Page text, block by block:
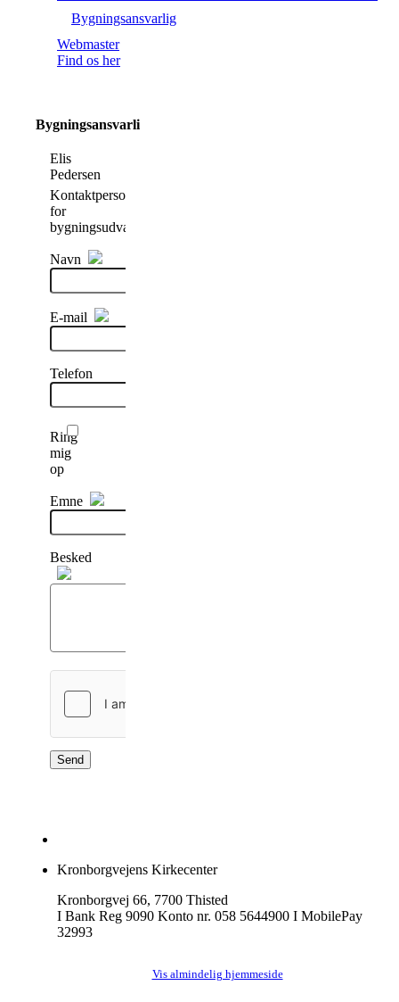
Bygningsansvarlig
Webmaster
Find os her
Bygningsansvarlig
Elis
Pedersen
Kontaktperson
for
bygningsudvalget
Navn
E-mail
Telefon
Ring
mig
op
Emne
Besked
Send
Kronborgvejens Kirkecenter
Kronborgvej 66, 7700 Thisted
I Bank Reg 9090 Konto nr. 058 5644900 I MobilePay
32993
Vis almindelig hjemmeside